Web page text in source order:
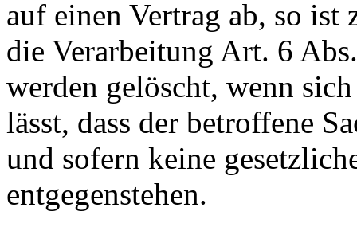
auf einen Vertrag ab, so ist
die Verarbeitung Art. 6
werden gelöscht, wenn
lässt, dass der betroffene
und sofern keine
entgegenstehen.